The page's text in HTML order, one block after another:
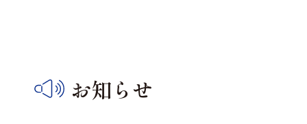
お知 ら せ